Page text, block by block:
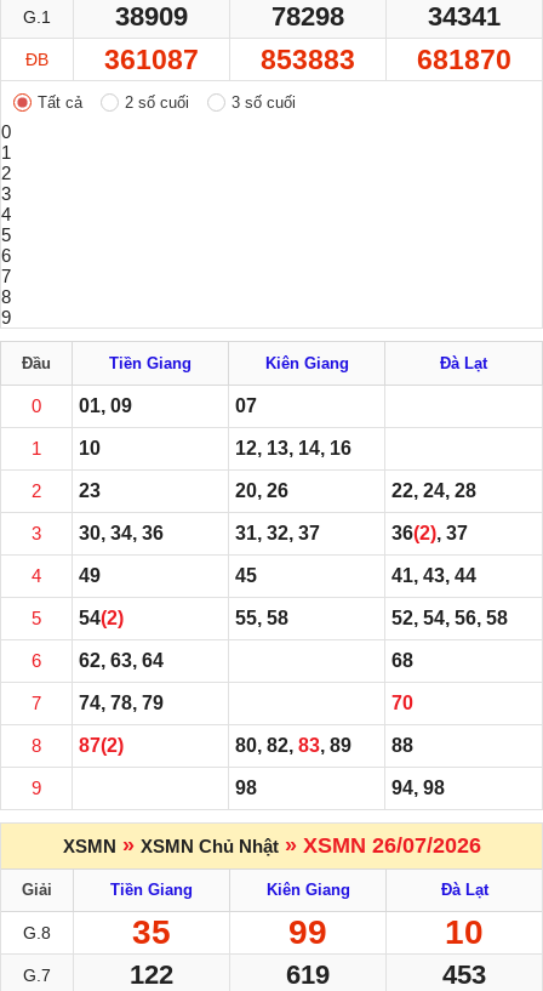
G.1 38909 78298 34341
ĐB 361087 853883 681870
Tất cả 2 số cuối 3 số cuối
0
1
2
3
4
5
6
7
8
9
Đầu Tiền Giang Kiên Giang Đà Lạt
0 01, 09 07
1 10 12, 13, 14, 16
2 23 20, 26 22, 24, 28
3 30, 34, 36 31, 32, 37 36(2), 37
4 49 45 41, 43, 44
5 54(2) 55, 58 52, 54, 56, 58
6 62, 63, 64 68
7 74, 78, 79 70
8 87(2) 80, 82, 83, 89 88
9 98 94, 98
XSMN » XSMN Chủ Nhật» XSMN 26/07/2026
Giải Tiền Giang Kiên Giang Đà Lạt
G.8 35 99 10
G.7 122 619 453